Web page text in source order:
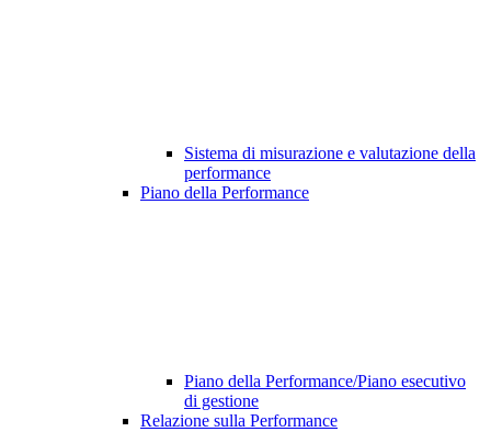
Sistema di misurazione e valutazione della
performance
Piano della Performance
Piano della Performance/Piano esecutivo
di gestione
Relazione sulla Performance